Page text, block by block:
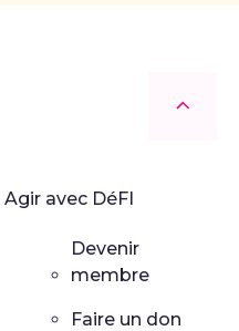
Agir avec DéFI
Devenir
membre
Faire un don